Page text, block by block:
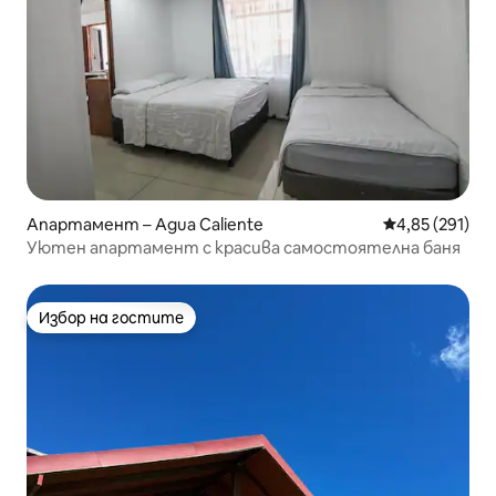
Апартамент – Agua Caliente Средна
4,85 (291)
Уютен апартамент с красива самостоятелна баня
Избор на гостите
Избор на гостите